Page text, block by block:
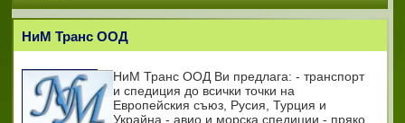
НиМ Транс ООД
НиМ Транс ООД Ви предлага: - транспорт
и спедиция до всички точки на
Европейския съюз, Русия, Турция и
Украйна - авио и морска спедиции - пряко